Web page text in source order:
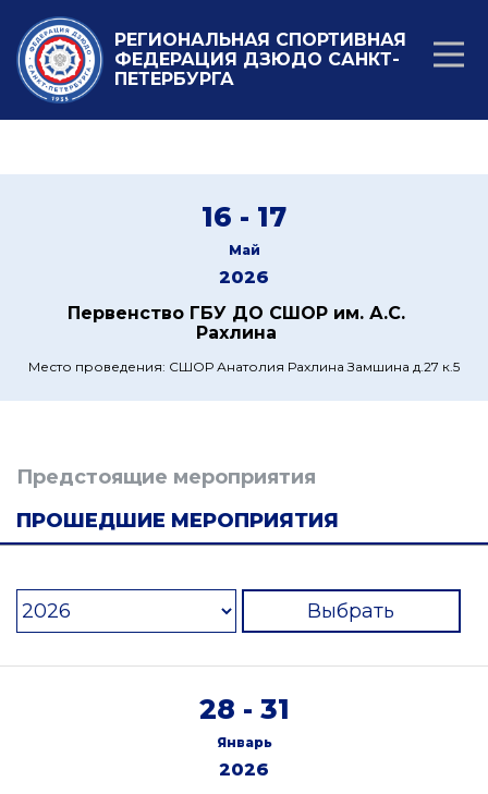
РЕГИОНАЛЬНАЯ СПОРТИВНАЯ
ФЕДЕРАЦИЯ ДЗЮДО САНКТ-
ПЕТЕРБУРГА
16 - 17
Май
2026
Первенство ГБУ ДО СШОР им. А.С.
Рахлина
Место проведения: СШОР Анатолия Рахлина Замшина д.27 к.5
Предстоящие мероприятия
ПРОШЕДШИЕ МЕРОПРИЯТИЯ
Выбрать
28 - 31
Январь
2026